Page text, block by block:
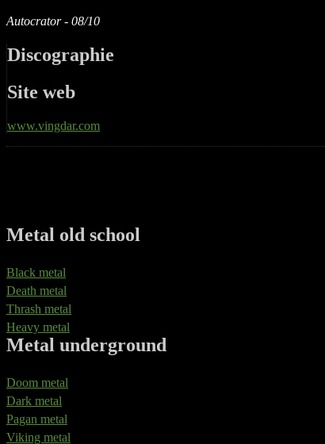
Autocrator - 08/10
Discographie
Site web
www.vingdar.com
Metal old school
Black metal
Death metal
Thrash metal
Heavy metal
Metal underground
Doom metal
Dark metal
Pagan metal
Viking metal